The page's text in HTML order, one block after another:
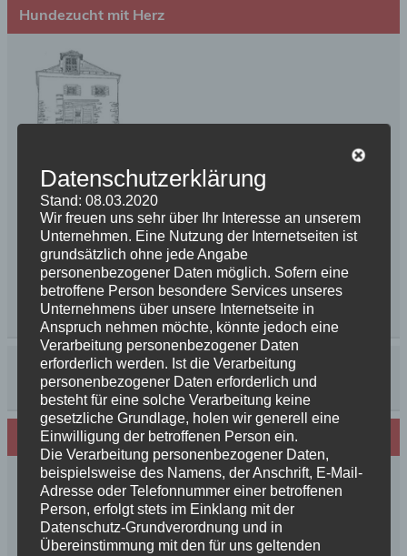
Hundezucht mit Herz
Neues von den Turmschurken
Frohe Weihnachten 2025 unseren
Schurkenfamilien und Freunden
Herzlichen Glückwunsch zum 4. Geburtstag
Unsere Feenkinder haben alle verzaubert
Datenschutzerklärung
Stand: 08.03.2020
Wir freuen uns sehr über Ihr Interesse an unserem
Unternehmen. Eine Nutzung der Internetseiten ist
grundsätzlich ohne jede Angabe
personenbezogener Daten möglich. Sofern eine
betroffene Person besondere Services unseres
Unternehmens über unsere Internetseite in
Anspruch nehmen möchte, könnte jedoch eine
Verarbeitung personenbezogener Daten
erforderlich werden. Ist die Verarbeitung
personenbezogener Daten erforderlich und
besteht für eine solche Verarbeitung keine
gesetzliche Grundlage, holen wir generell eine
Einwilligung der betroffenen Person ein.
Die Verarbeitung personenbezogener Daten,
beispielsweise des Namens, der Anschrift, E-Mail-
Adresse oder Telefonnummer einer betroffenen
Person, erfolgt stets im Einklang mit der
Datenschutz-Grundverordnung und in
Übereinstimmung mit den für uns geltenden